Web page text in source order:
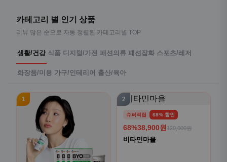
카테고리 별 인기 상품
리뷰 많은 순으로 자동 정렬된 카테고리별 TOP
생활/건강 식품 디지털/가전 패션의류 패션잡화 스포츠/레저
화장품/미용 가구/인테리어 출산/육아
1 2
슈퍼적립 68% 할인
68%38,900원 120,000원
비타민마을